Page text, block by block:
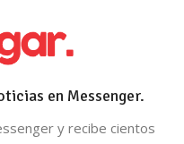
en Messenger.
y recibe cientos